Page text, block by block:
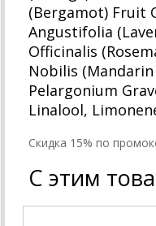
(Bergamot) Fruit
Angustifolia
Officinalis
Nobilis
Pelargonium
Linalool,
Cкидка 15% по
С этим